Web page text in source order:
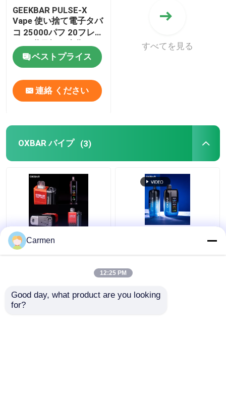
GEEKBAR PULSE-X
Vape 使い捨て電子タバ
コ 25000パフ 20フレー
バー 世界初の湾曲スク
リーンベストプライス
連絡 ください
すべてを見る
OXBAR バイプ (3)
OXBAR MAGIC MAZE2
使い捨てのバイプ
30000パフ メッシュコ
イル素材と20種類の味
90*53*23mmサイズ
ベストプライス
パフ 使い捨て 蒸気 二
重網状コイル 17味
ベストプライス
Carmen
12:25 PM
Good day, what product are you looking
for?